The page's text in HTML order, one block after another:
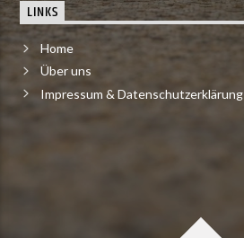
LINKS
Home
Über uns
Impressum & Datenschutzerklärung